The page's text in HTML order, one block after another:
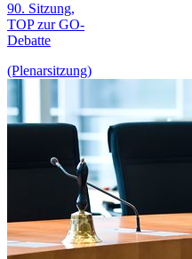
90. Sitzung,
TOP zur GO-
Debatte
(Plenarsitzung)